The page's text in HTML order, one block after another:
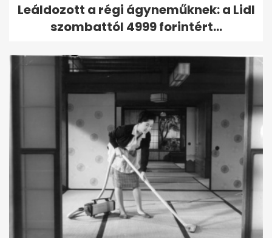
Leáldozott a régi ágyneműknek: a Lidl
szombattól 4999 forintért...